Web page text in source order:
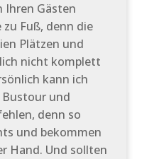
Ihren Gästen
Fuß, denn die
Plätzen und
nicht komplett
kann ich
und
denn so
und bekommen
Hand. Und sollten